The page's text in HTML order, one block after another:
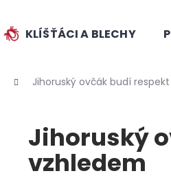
KLÍŠŤÁCI A BLECHY
Jihoruský ovčák budí
Jihoruský
vzhledem
Co